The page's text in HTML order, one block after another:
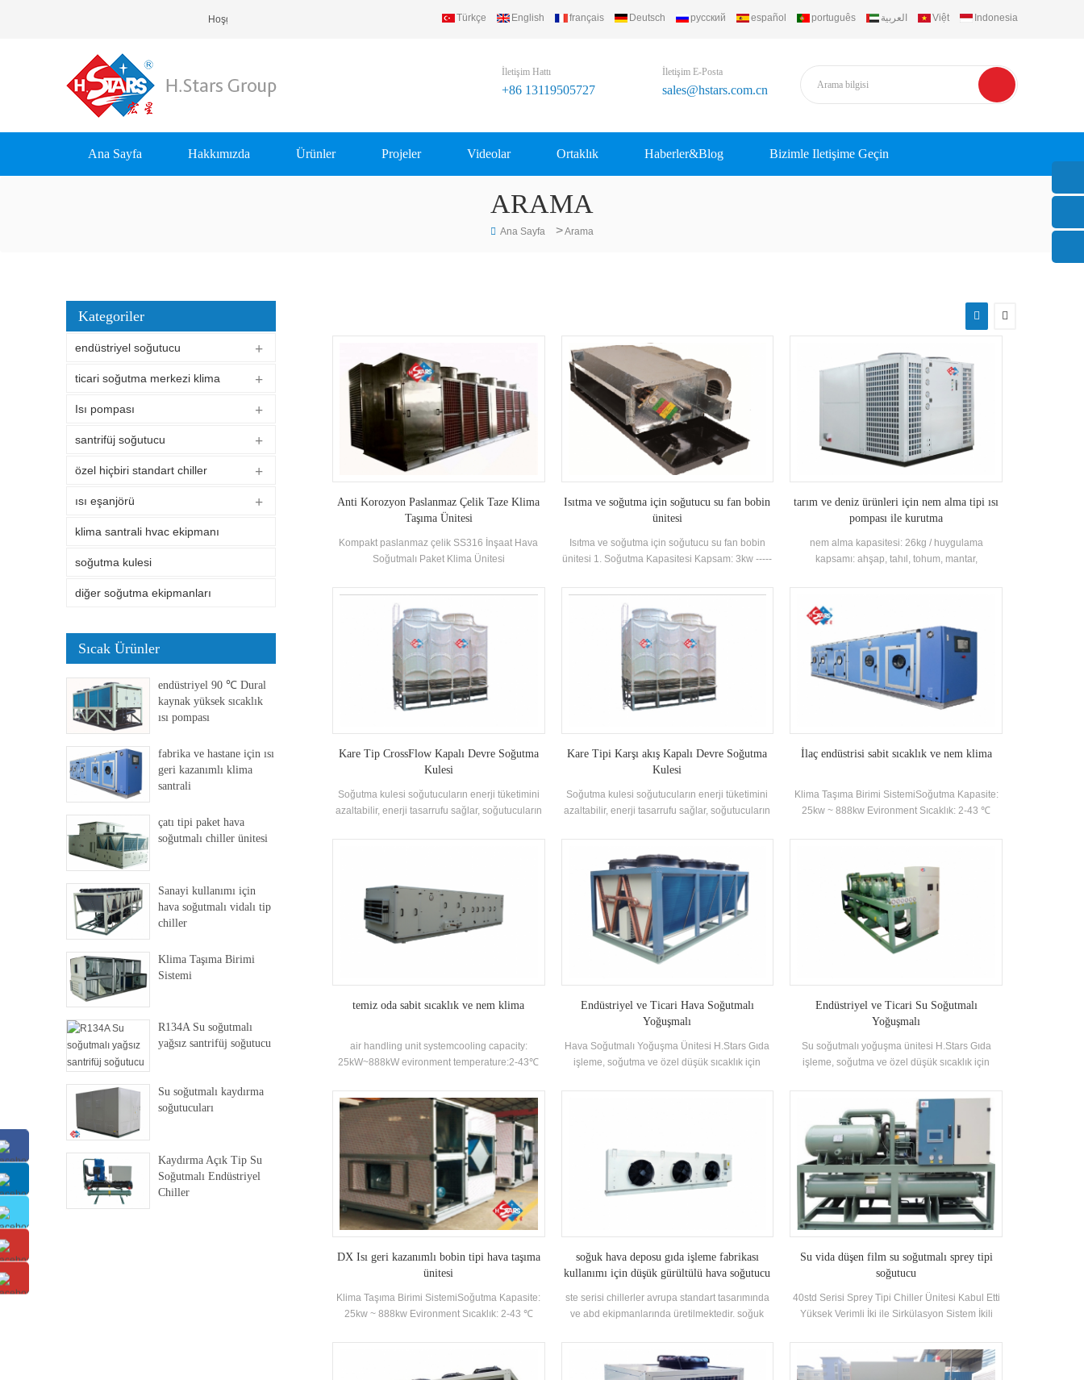
Hoşgeldiniz H.Stars (Guangzhou) Refrigerating Equipment Group Ltd..
Türkçe English français Deutsch русский español português العربية Việt Indonesia
İletişim Hattı
+86 13119505727
İletişim E-Posta
sales@hstars.com.cn
Ana Sayfa Hakkımızda Ürünler Projeler Videolar Ortaklık Haberler&Blog Bizimle Iletişime Geçin
ARAMA
Ana Sayfa >Arama
Anti Korozyon Paslanmaz Çelik Taze Klima
Taşıma Ünitesi
Kompakt paslanmaz çelik SS316 İnşaat Hava
Soğutmalı Paket Klima Ünitesi
Isıtma ve soğutma için soğutucu su fan bobin
ünitesi
Isıtma ve soğutma için soğutucu su fan bobin
ünitesi 1. Soğutma Kapasitesi Kapsam: 3kw -----
/ h
tarım ve deniz ürünleri için nem alma tipi ısı
pompası ile kurutma
nem alma kapasitesi: 26kg / huygulama
kapsamı: ahşap, tahıl, tohum, mantar,
ürünler, içme, tekstil, meyve seyrek, kağıt,
pigmentler vb.İçin uygundur ve yanıcı ve
patlayıcı gibi malzemelerle kurutma ve nem
alma bileşenleri
Kare Tip CrossFlow Kapalı Devre Soğutma
Kulesi
Soğutma kulesi soğutucuların enerji tüketimini
azaltabilir, enerji tasarrufu sağlar, soğutucuların
uygundur. Küçük boyutlu, düşük yükseklik,
ve balkonlarda kurulum için uygun nerede
Sitenin dar yüksekliği sınırlıdır ve soğutma etkisi
iyidir ve koşu gürültüsü düşük.
Kare Tipi Karşı akış Kapalı Devre Soğutma
Kulesi
Soğutma kulesi soğutucuların enerji tüketimini
azaltabilir, enerji tasarrufu sağlar, soğutucuların
uygundur. Küçük boyutlu, düşük yükseklik,
ağırlıkta ışık, görünümde güzel, güzel görünüm,
yapı ve ışık içinde kompakt, özellikle iç mekan
ve balkonlarda kurulum için uygun nerede
Sitenin dar yüksekliği sınırlıdır ve soğutma etkisi
iyidir ve koşu gürültüsü düşük.
İlaç endüstrisi sabit sıcaklık ve nem klima
Klima Taşıma Birimi SistemiSoğutma Kapasite:
25kw ~ 888kw Evironment Sıcaklık: 2-43 ℃
temiz oda sabit sıcaklık ve nem klima
air handling unit systemcooling capacity:
25kW~888kW evironment temperature:2-43℃
Endüstriyel ve Ticari Hava Soğutmalı
Yoğuşmalı
Hava Soğutmalı Yoğuşma Ünitesi H.Stars Gıda
işleme, soğutma ve özel düşük sıcaklık için
olarak uygulanabilir bayrak ürünleri
Endüstriyel ve Ticari Su Soğutmalı
Yoğuşmalı
Su soğutmalı yoğuşma ünitesi H.Stars Gıda
işleme, soğutma ve özel düşük sıcaklık için
olarak uygulanabilir bayrak ürünleri
Gereksinimler
DX Isı geri kazanımlı bobin tipi hava taşıma
ünitesi
Klima Taşıma Birimi SistemiSoğutma Kapasite:
25kw ~ 888kw Evironment Sıcaklık: 2-43 ℃
soğuk hava deposu gıda işleme fabrikası
kullanımı için düşük gürültülü hava soğutucu
ste serisi chillerler avrupa standart tasarımında
ve abd ekipmanlarında üretilmektedir. soğuk
kalitesini sağlamak ve hizmet ömrünü uzatmak
için yüksek verimli ısı eşanjörleri ve alman xerox
Su vida düşen film su soğutmalı sprey tipi
soğutucu
40std Serisi Sprey Tipi Chiller Ünitesi Kabul Etti
Yüksek Verimli İki ile Sirkülasyon Sistem İkili
Yüksek verimli Düşen film buharlaştırıcı, R22,
R134A Soğutucu akışkan. Isı Geri Kazanımı
Kategoriler
endüstriyel soğutucu
ticari soğutma merkezi klima
Isı pompası
santrifüj soğutucu
özel hiçbiri standart chiller
ısı eşanjörü
klima santrali hvac ekipmanı
soğutma kulesi
diğer soğutma ekipmanları
Sıcak Ürünler
endüstriyel 90 ℃ Dural
kaynak yüksek sıcaklık
ısı pompası
fabrika ve hastane için ısı
geri kazanımlı klima
santrali
çatı tipi paket hava
soğutmalı chiller ünitesi
Sanayi kullanımı için
hava soğutmalı vidalı tip
chiller
Klima Taşıma Birimi
Sistemi
R134A Su soğutmalı
yağsız santrifüj soğutucu
Su soğutmalı kaydırma
soğutucuları
Kaydırma Açık Tip Su
Soğutmalı Endüstriyel
Chiller